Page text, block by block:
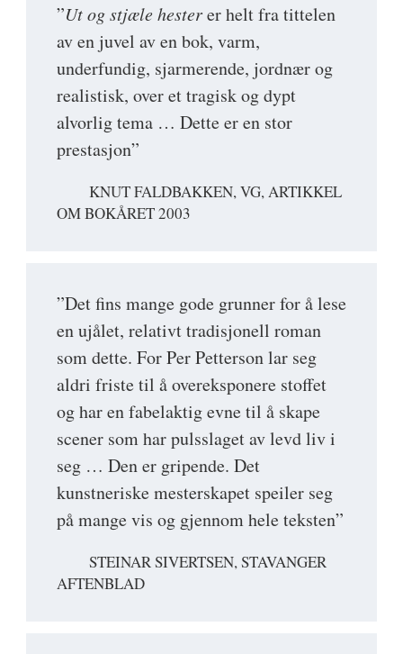
”Ut og stjæle hesterer helt fra tittelen
av en juvel av en bok, varm,
underfundig, sjarmerende, jordnær og
realistisk, over et tragisk og dypt
alvorlig tema … Dette er en stor
prestasjon”
KNUT FALDBAKKEN, VG, ARTIKKEL
OM BOKÅRET 2003
”Det fins mange gode grunner for å lese
en ujålet, relativt tradisjonell roman
som dette. For Per Petterson lar seg
aldri friste til å overeksponere stoffet
og har en fabelaktig evne til å skape
scener som har pulsslaget av levd liv i
seg … Den er gripende. Det
kunstneriske mesterskapet speiler seg
på mange vis og gjennom hele teksten”
STEINAR SIVERTSEN, STAVANGER
AFTENBLAD